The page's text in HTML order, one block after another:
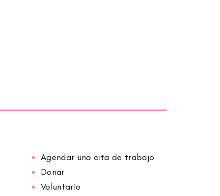
Agendar una cita de trabajo
Donar
Voluntario